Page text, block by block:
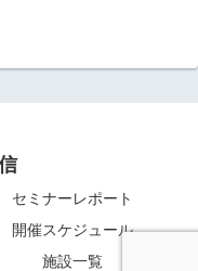
セミナーレポート
開催スケジュール
施設一覧